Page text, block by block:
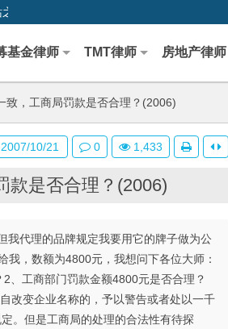
一
基金律师 TMT律师 房地产律师
致，工商局罚款是否合理？(2006)
款是否合理？(2006)
我代理的品牌规定我要用它的牌子做为公
，数额为4800元，我想问下各位大师：
、工商部门罚款金额4800元是否合理？
改变企业名称的，予以警告或者处以一千
。但是工商局的处理的合法性有待探
2007/10/21 0 1,433